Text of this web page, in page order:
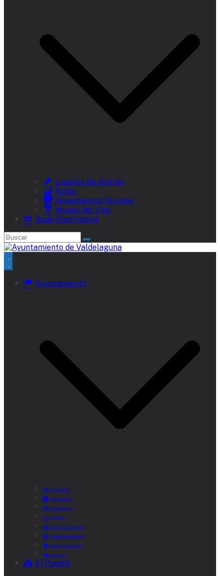
Lugares de Interés
Rutas
Alojamientos Rurales
Museo del Vino
Sede Electrónica
Ayuntamiento
Corporación
Documentos
Recaudación
Horarios
Empleo y Formación
Plenos Municipales
Boletín «De Valde»
Contacta
El Pueblo